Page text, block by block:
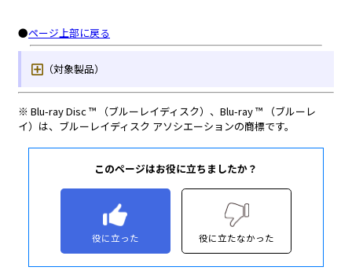
このページはお役に立ちましたか？
役に立った 役に立たなかった